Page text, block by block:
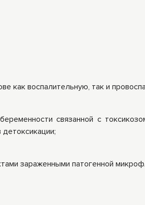
как воспалительную, так и
связанной с
детоксикации;
зараженными патогенной